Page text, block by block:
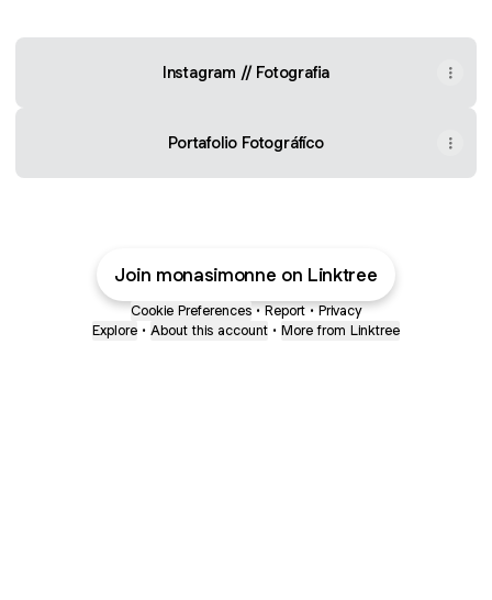
Instagram // Fotografia
Portafolio Fotográfíco
Join monasimonne on Linktree
Cookie Preferences • Report • Privacy
Explore • About this account • More from Linktree